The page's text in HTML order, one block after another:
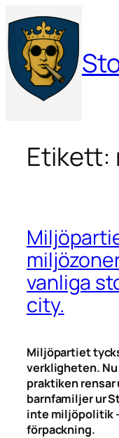
Hoppa
till
innehåll
Etikett:
vanliga
city.
Miljöpartiet
verkligheten.
praktiken
barnfamiljer ur
inte miljöpolitik
förpackning.